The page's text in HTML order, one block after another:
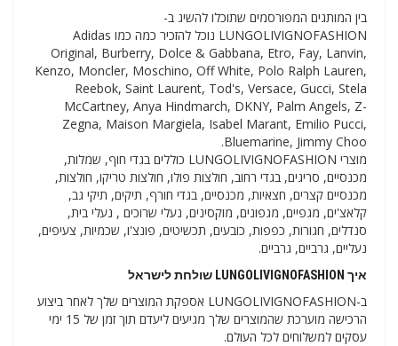
בין המותגים המפורסמים שתוכלו להשיג ב-
LUNGOLIVIGNOFASHION נוכל להזכיר כמה כמו Adidas
Original, Burberry, Dolce & Gabbana, Etro, Fay, Lanvin,
Kenzo, Moncler, Moschino, Off White, Polo Ralph Lauren,
Reebok, Saint Laurent, Tod's, Versace, Gucci, Stela
McCartney, Anya Hindmarch, DKNY, Palm Angels, Z-
Zegna, Maison Margiela, Isabel Marant, Emilio Pucci,
Bluemarine, Jimmy Choo.
מוצרי LUNGOLIVIGNOFASHION כוללים בגדי חוף, שמלות,
מכנסיים, סריגים, בגדי רחוב, חולצות פולו, חולצות טריקו, חולצות,
מכנסיים קצרים, חצאיות, מכנסיים, בגדי חורף, תיקים, תיקי גב,
קלאצ'ים, מגפיים, מגפונים, מוקסינים, נעלי שרוכים , נעלי בית,
סנדלים, חגורות, כפפות, כובעים, תכשיטים, פונצ'ו, שכמיות, צעיפים,
נעליים, גרביים, גרביים.
איך LUNGOLIVIGNOFASHION שולחת לישראל
ב-LUNGOLIVIGNOFASHION אספקת המוצרים שלך לאחר ביצוע
הרכישה מוערכת שהמוצרים שלך מגיעים ליעדם תוך זמן של 15 ימי
עסקים למשלוחים לכל העולם.